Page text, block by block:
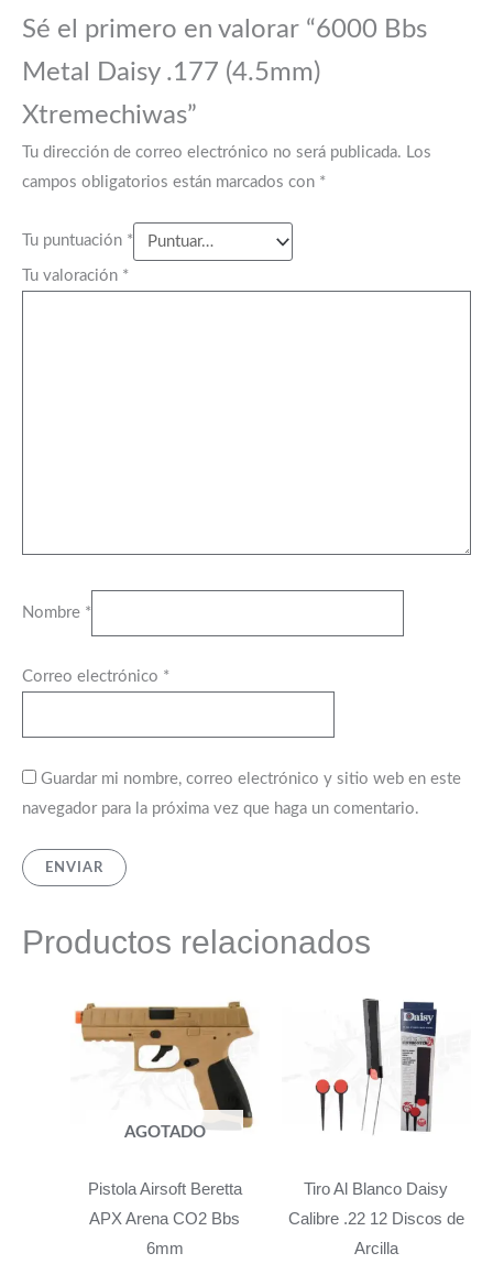
Sé el primero en valorar “6000 Bbs
Metal Daisy .177 (4.5mm)
Xtremechiwas”
Tu dirección de correo electrónico no será publicada. Los
campos obligatorios están marcados con *
Tu puntuación *
Tu valoración *
Nombre *
Correo electrónico *
Guardar mi nombre, correo electrónico y sitio web en este
navegador para la próxima vez que haga un comentario.
Productos relacionados
AGOTADO
Pistola Airsoft Beretta
APX Arena CO2 Bbs
6mm
Tiro Al Blanco Daisy
Calibre .22 12 Discos de
Arcilla